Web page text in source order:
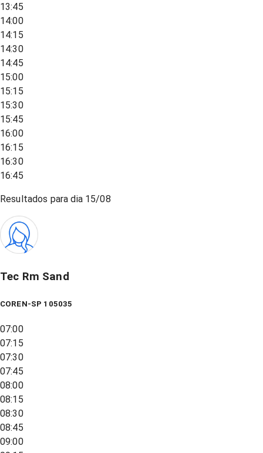
13:45
14:00
14:15
14:30
14:45
15:00
15:15
15:30
15:45
16:00
16:15
16:30
16:45
Resultados para dia 15/08
Tec Rm Sand
COREN-SP 105035
07:00
07:15
07:30
07:45
08:00
08:15
08:30
08:45
09:00